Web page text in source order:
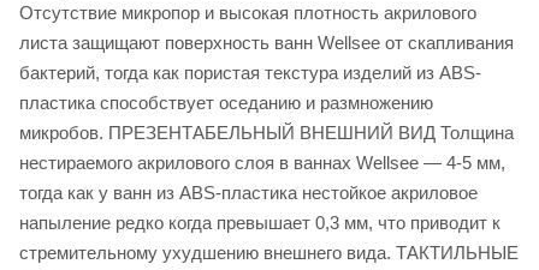
Отсутствие микропор и высокая плотность акрилового
листа защищают поверхность ванн Wellsee от скапливания
бактерий, тогда как пористая текстура изделий из ABS-
пластика способствует оседанию и размножению
микробов. ПРЕЗЕНТАБЕЛЬНЫЙ ВНЕШНИЙ ВИД Толщина
нестираемого акрилового слоя в ваннах Wellsee — 4-5 мм,
тогда как у ванн из ABS-пластика нестойкое акриловое
напыление редко когда превышает 0,3 мм, что приводит к
стремительному ухудшению внешнего вида. ТАКТИЛЬНЫЕ